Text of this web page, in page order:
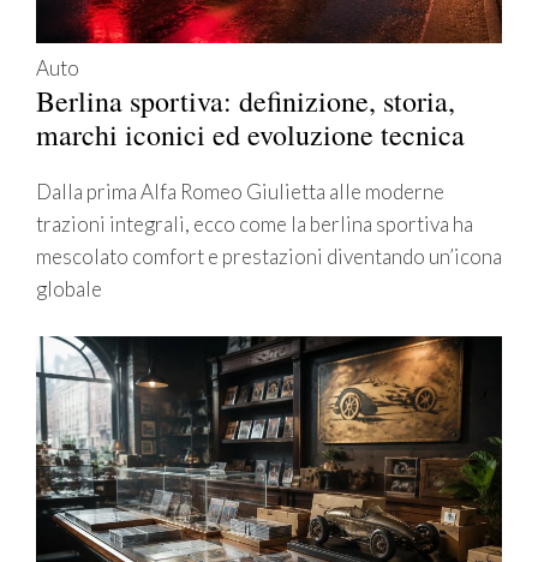
Auto
Berlina sportiva: definizione, storia,
marchi iconici ed evoluzione tecnica
Dalla prima Alfa Romeo Giulietta alle moderne
trazioni integrali, ecco come la berlina sportiva ha
mescolato comfort e prestazioni diventando un’icona
globale